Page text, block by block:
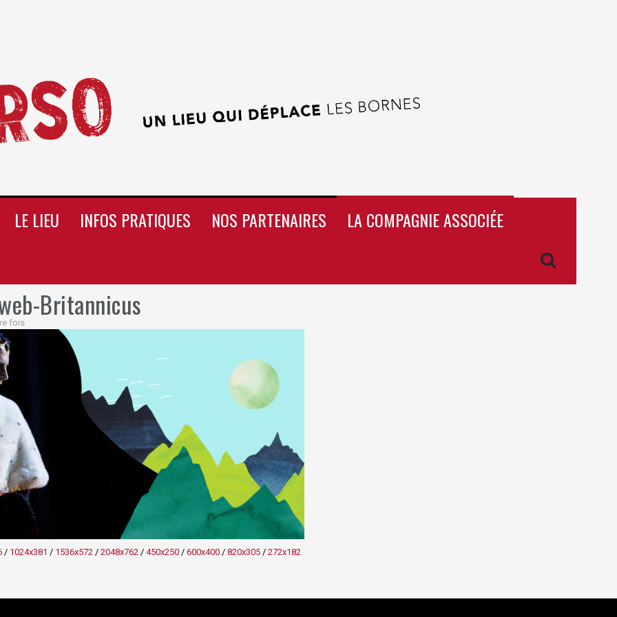
LE LIEU INFOS PRATIQUES NOS PARTENAIRES
LA COMPAGNIE ASSOCIÉE
Britannicus
fois
/ 1024x381 / 1536x572/ 2048x762/ 450x250/ 600x400/ 820x305/ 272x182